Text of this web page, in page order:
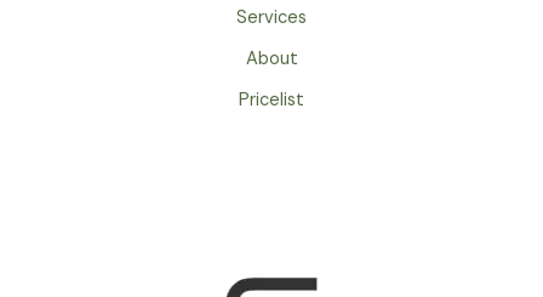
Services
About
Pricelist